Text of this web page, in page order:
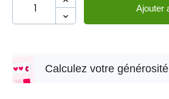
Ajouter
Calculez votre générosité